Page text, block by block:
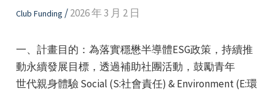
Club Funding /2026 年 3 月 2 日
一、計畫目的：為落實穩懋半導體ESG政策，持續推
動永續發展目標，透過補助社團活動，鼓勵青年
世代親身體驗 Social (S:社會責任) & Environment (E:環